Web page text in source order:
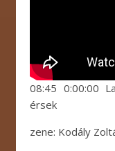
08:45 0:00:00
érsek
zene: Kodály